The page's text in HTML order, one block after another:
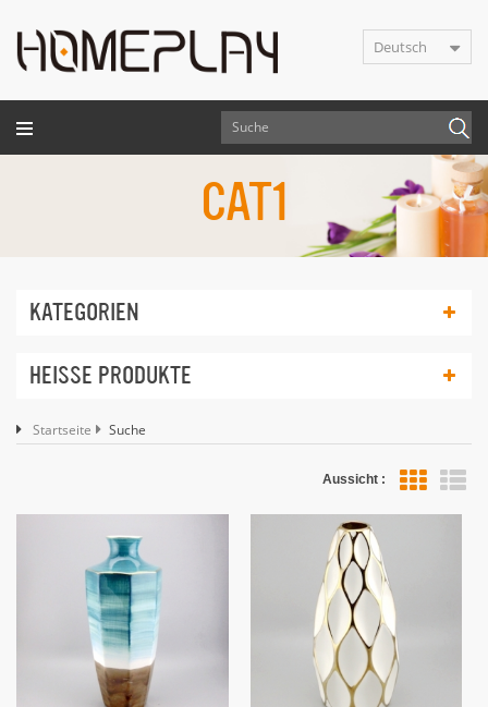
Deutsch
CAT1
KATEGORIEN
HEISSE PRODUKTE
Startseite Suche
Aussicht :